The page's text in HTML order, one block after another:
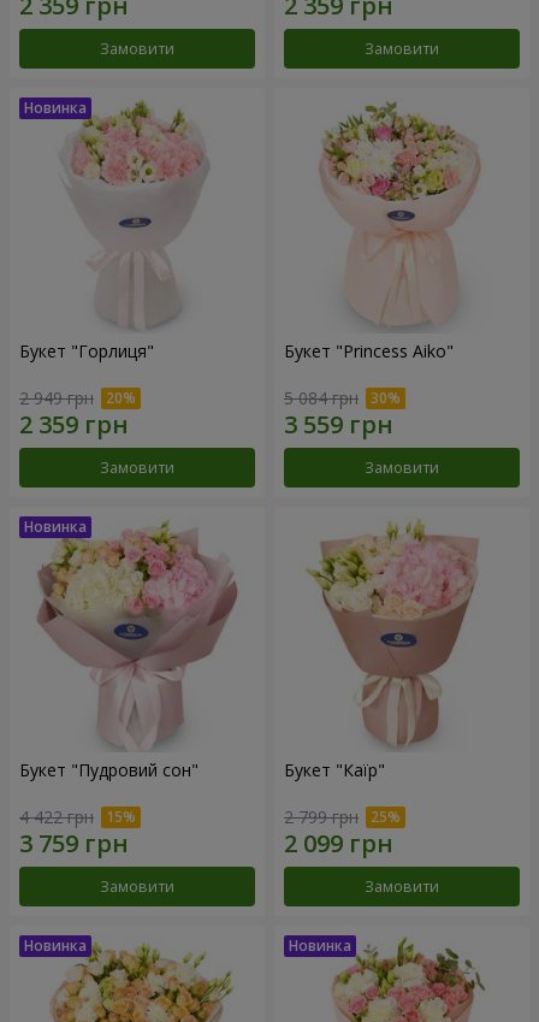
Замовити Замовити
Букет "Горлиця"
2 949 грн
Замовити
Букет "Princess Aiko"
5 084 грн
Замовити
Букет "Пудровий сон"
4 422 грн
Замовити
Букет "Каїр"
2 799 грн
Замовити